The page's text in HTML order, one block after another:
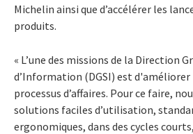
Michelin ainsi que d’accélérer les
produits.
« L’une des missions de la Direction
d’Information (DGSI) est d'améliorer
processus d’affaires. Pour ce faire,
solutions faciles d’utilisation,
ergonomiques, dans des cycles